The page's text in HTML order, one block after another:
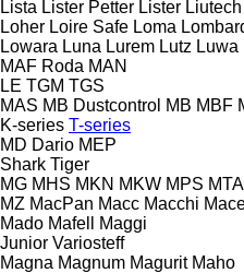
Lista Lister Petter Lister Liutech
Loher Loire Safe Loma
Lowara Luna Lurem Lutz Luwa
MAF Roda MAN
LE TGM TGS
MAS MB Dustcontrol MB MBF
K-series T-series
MD Dario MEP
Shark Tiger
MG MHS MKN MKW MPS MTA
MZ MacPan Macc Macchi
Mado Mafell
Maggi
Junior Variosteff
Magna Magnum Magurit Maho